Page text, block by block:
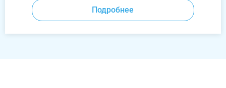
Подробнее